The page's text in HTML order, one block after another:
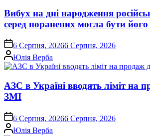
Вибух на дні народження
серед поранених могла бути
on6 Серпня, 20266 Серпня, 2026
Опубліковано
Юлія Верба
АЗС в Україні вводять ліміт на
ЗМІ
on6 Серпня, 20266 Серпня, 2026
Опубліковано
Юлія Верба